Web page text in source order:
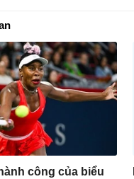
công của biểu